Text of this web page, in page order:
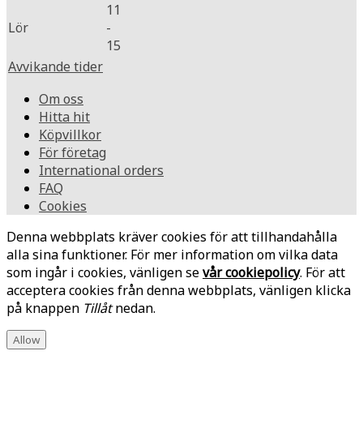
Lör
11
-
15
Avvikande tider
Om oss
Hitta hit
Köpvillkor
För företag
International orders
FAQ
Cookies
Denna webbplats kräver cookies för att tillhandahålla
alla sina funktioner. För mer information om vilka data
som ingår i cookies, vänligen sevår cookiepolicy. För att
acceptera cookies från denna webbplats, vänligen klicka
på knappen Tillåtnedan.
Allow